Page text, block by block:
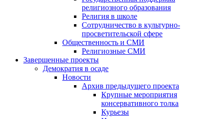
религиозного образования
Религия в школе
Сотрудничество в культурно-
просветительской сфере
Общественность и СМИ
Религиозные СМИ
Завершенные проекты
Демократия в осаде
Новости
Архив предыдущего проекта
Крупные мероприятия
консервативного толка
Курьезы